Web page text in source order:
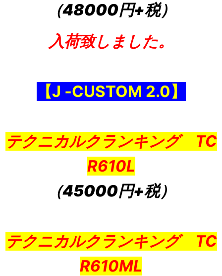
（48000円+税）
入荷致しました。
【J ‐CUSTOM 2.0】
テクニカルクランキング TC
R610L
（45000円+税）
テクニカルクランキング TC
R610ML